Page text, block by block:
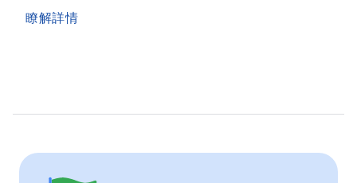
瞭解詳情